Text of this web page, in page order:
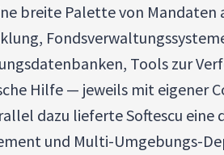
breite Palette von
Tools zur
Hilfe — jeweils mit eigener
dazu lieferte Softescu eine
und Multi-Umgebungs-